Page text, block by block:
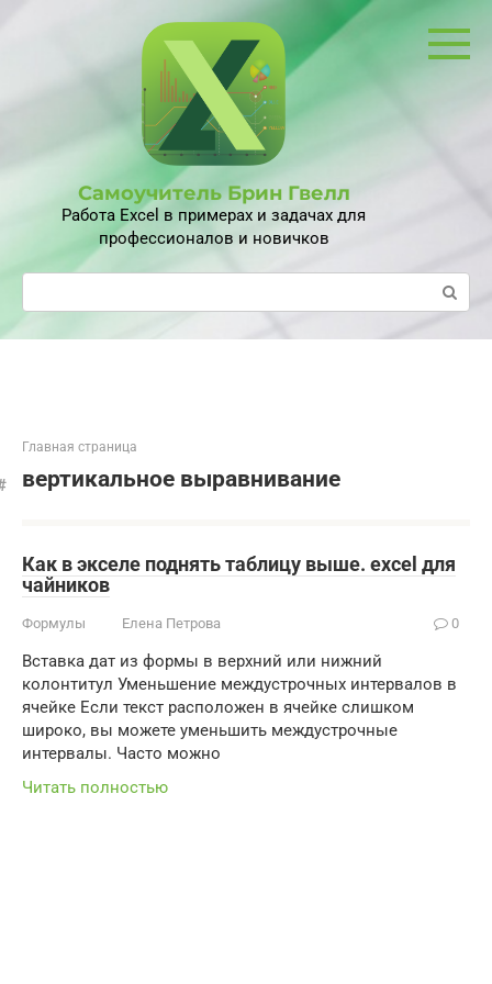
Самоучитель Брин Гвелл
Работа Excel в примерах и задачах для
профессионалов и новичков
Поиск:
Главная страница
вертикальное выравнивание
Как в экселе поднять таблицу выше. excel для
чайников
Формулы Елена Петрова 0
Вставка дат из формы в верхний или нижний
колонтитул Уменьшение междустрочных интервалов в
ячейке Если текст расположен в ячейке слишком
широко, вы можете уменьшить междустрочные
интервалы. Часто можно
Читать полностью